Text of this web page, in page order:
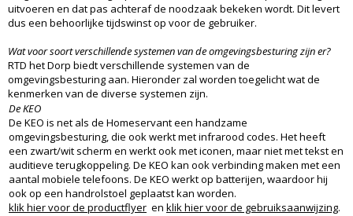
uitvoeren en dat pas achteraf de noodzaak bekeken wordt. Dit levert
dus een behoorlijke tijdswinst op voor de gebruiker.
Wat voor soort verschillende systemen van de omgevingsbesturing zijn er?
RTD het Dorp biedt verschillende systemen van de
omgevingsbesturing aan. Hieronder zal worden toegelicht wat de
kenmerken van de diverse systemen zijn.
De KEO
De KEO is net als de Homeservant een handzame
omgevingsbesturing, die ook werkt met infrarood codes. Het heeft
een zwart/wit scherm en werkt ook met iconen, maar niet met tekst en
auditieve terugkoppeling. De KEO kan ook verbinding maken met een
aantal mobiele telefoons. De KEO werkt op batterijen, waardoor hij
ook op een handrolstoel geplaatst kan worden.
klik hier voor de productflyer en klik hier voor de gebruiksaanwijzing.